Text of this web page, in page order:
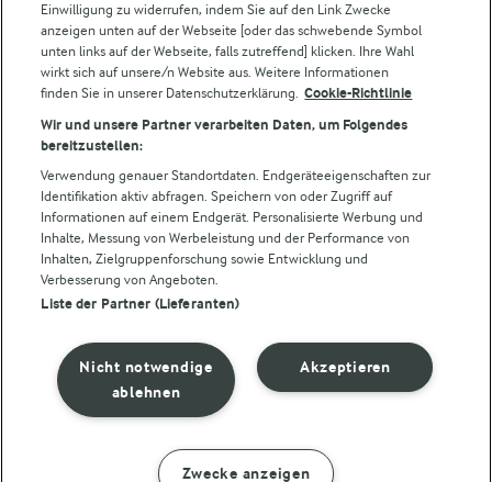
Folge uns!
© Arla Foods amba 2026
Cookie Wahl wieder öffnen
Datenschutzbestimmungen
Nutzerbedingungen
Impressum
Einwilligung zu widerrufen, indem Sie auf den Link Zwecke
anzeigen unten auf der Webseite [oder das schwebende Symbol
unten links auf der Webseite, falls zutreffend] klicken. Ihre Wahl
wirkt sich auf unsere/n Website aus. Weitere Informationen
finden Sie in unserer Datenschutzerklärung. Cookie-Richtlinie
Wir und unsere Partner verarbeiten Daten, um Folgendes
bereitzustellen:
Verwendung genauer Standortdaten. Endgeräteeigenschaften zur
Identifikation aktiv abfragen. Speichern von oder Zugriff auf
Informationen auf einem Endgerät. Personalisierte Werbung und
Inhalte, Messung von Werbeleistung und der Performance von
Inhalten, Zielgruppenforschung sowie Entwicklung und
Verbesserung von Angeboten.
Liste der Partner (Lieferanten)
Akzeptieren
Nicht notwendige
ablehnen
Zwecke anzeigen